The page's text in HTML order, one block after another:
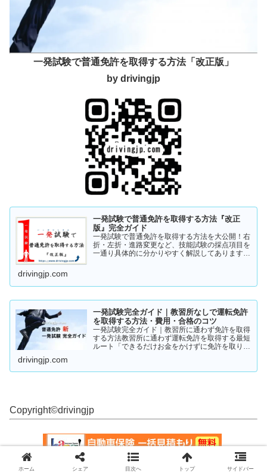
一発試験で普通免許を取得する方法「改正版」
by drivingjp
一発試験で普通免許を取得する方法『改正
版』完全ガイド
一発試験で普通免許を取得する方法を大公開！右
折・左折・進路変更など、技能試験の採点項目を
一通り具体的に分かりやすく解説してあります。
drivingjp.com
一発試験完全ガイド｜教習所なしで運転免許
を取得する方法・費用・合格のコツ
一発試験完全ガイド｜教習所に通わず免許を取得
する方法教習所に通わず運転免許を取得する最短
ルート「できるだけお金をかけずに免許を取りた
試験（飛び込み試験...
drivingjp.com
Copyright©︎drivingjp
ホーム シェア 目次へ トップ サイドバー